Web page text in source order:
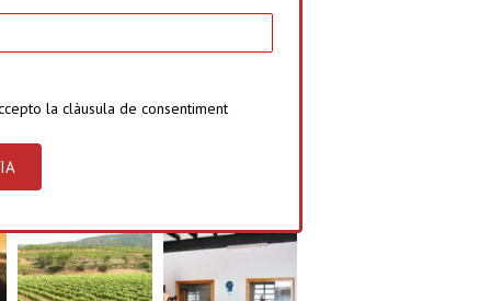
la clàusula de consentiment